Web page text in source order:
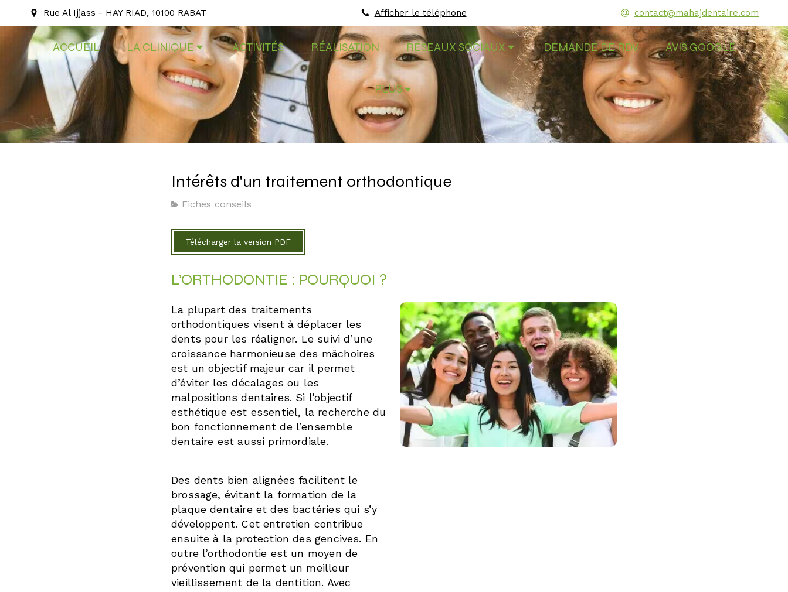
Rue Al Ijjass - HAY RIAD, 10100 RABAT Afficher le téléphone contact@mahajdentaire.com
ACCUEIL LA CLINIQUE ACTIVITÉS RÉALISATION RÉSEAUX SOCIAUX DEMANDE DE RDV AVIS GOOGLE
PLUS
Intérêts d'un traitement orthodontique
Fiches conseils
Télécharger la version PDF
L’ORTHODONTIE : POURQUOI ?
La plupart des traitements
orthodontiques visent à déplacer les
dents pour les réaligner. Le suivi d’une
croissance harmonieuse des mâchoires
est un objectif majeur car il permet
d’éviter les décalages ou les
malpositions dentaires. Si l’objectif
esthétique est essentiel, la recherche du
bon fonctionnement de l’ensemble
dentaire est aussi primordiale.
Des dents bien alignées facilitent le
brossage, évitant la formation de la
plaque dentaire et des bactéries qui s’y
développent. Cet entretien contribue
ensuite à la protection des gencives. En
outre l’orthodontie est un moyen de
prévention qui permet un meilleur
vieillissement de la dentition. Avec